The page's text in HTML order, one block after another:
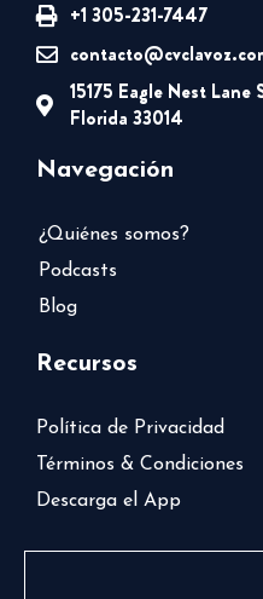
+1 305-231-7447
15175 Eagle Nest
Florida 33014
Navegación
¿Quiénes somos?
Podcasts
Blog
Recursos
Política de Privacidad
Términos & Condiciones
Descarga el App